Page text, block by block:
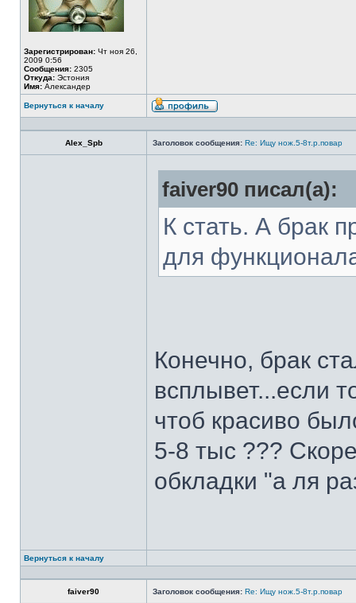
Зарегистрирован: Чт ноя 26,
2009 0:56
Сообщения: 2305
Откуда: Эстония
Имя: Александер
Вернуться к началу
Alex_Spb Заголовок сообщения: Re: Ищу нож.5-8т.р.повар
faiver90 писал(а):
К стать. А брак
для
Конечно, брак
всплывет...если
чтоб красиво
5-8 тыс ???
обкладки "а ля
Вернуться к началу
faiver90 Заголовок сообщения: Re: Ищу нож.5-8т.р.повар